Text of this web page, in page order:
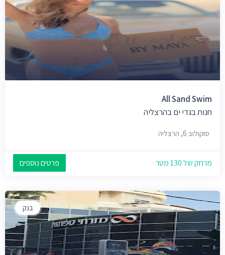
All Sand Swim
חנות בגדי ים בהרצליה
סוקולוב 6, הרצליה
מרחק של 130 מטר פרטים נוספים
בנק